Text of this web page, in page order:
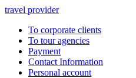
travel provider
To corporate clients
To tour agencies
Payment
Contact Information
Personal account